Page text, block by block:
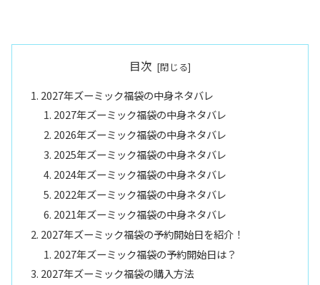
目次
2027年ズーミック福袋の中身ネタバレ
2027年ズーミック福袋の中身ネタバレ
2026年ズーミック福袋の中身ネタバレ
2025年ズーミック福袋の中身ネタバレ
2024年ズーミック福袋の中身ネタバレ
2022年ズーミック福袋の中身ネタバレ
2021年ズーミック福袋の中身ネタバレ
2027年ズーミック福袋の予約開始日を紹介！
2027年ズーミック福袋の予約開始日は？
2027年ズーミック福袋の購入方法